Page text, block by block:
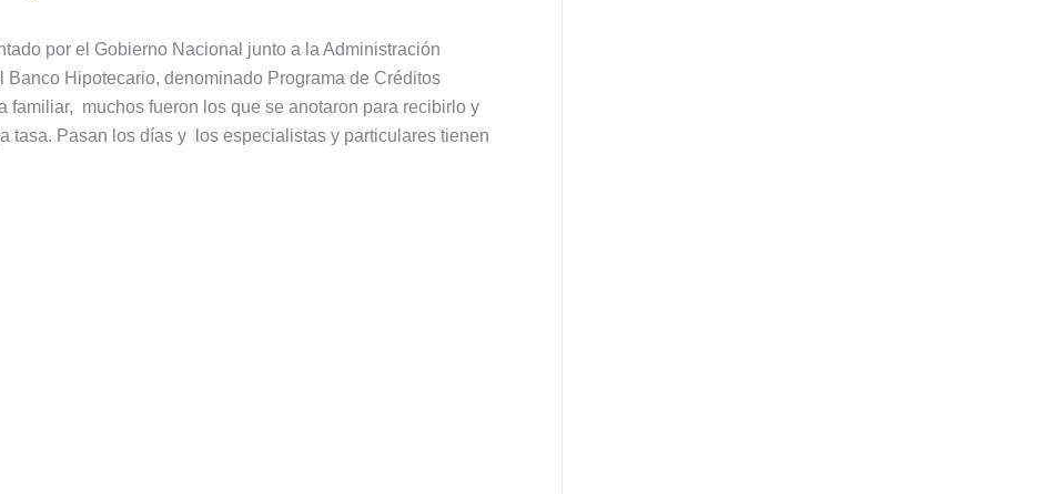
por el Gobierno Nacional junto a la Administración
Banco Hipotecario, denominado Programa de Créditos
muchos fueron los que se anotaron para recibirlo y
tasa. Pasan los días y los especialistas y particulares tienen